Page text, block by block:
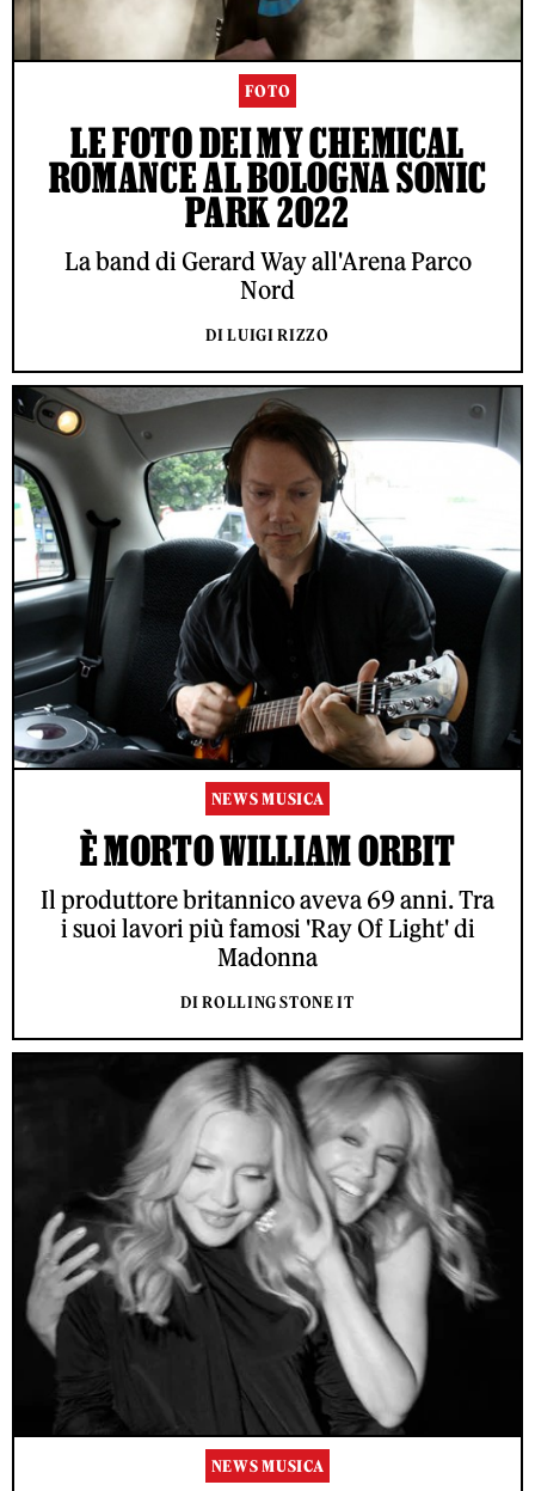
FOTO
LE FOTO DEI MY CHEMICAL
ROMANCE AL BOLOGNA SONIC
PARK 2022
La band di Gerard Way all'Arena Parco
Nord
DI LUIGI RIZZO
NEWS MUSICA
È MORTO WILLIAM ORBIT
Il produttore britannico aveva 69 anni. Tra
i suoi lavori più famosi 'Ray Of Light' di
Madonna
DI ROLLING STONE IT
NEWS MUSICA